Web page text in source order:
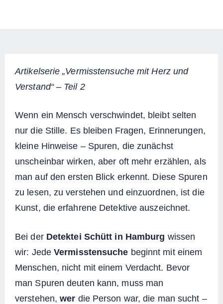
Artikelserie „Vermisstensuche mit Herz und
Verstand“ – Teil 2
Wenn ein Mensch verschwindet, bleibt selten
nur die Stille. Es bleiben Fragen, Erinnerungen,
kleine Hinweise – Spuren, die zunächst
unscheinbar wirken, aber oft mehr erzählen, als
man auf den ersten Blick erkennt. Diese Spuren
zu lesen, zu verstehen und einzuordnen, ist die
Kunst, die erfahrene Detektive auszeichnet.
Bei der Detektei Schütt in Hamburg wissen
wir: Jede Vermisstensuche beginnt mit einem
Menschen, nicht mit einem Verdacht. Bevor
man Spuren deuten kann, muss man
verstehen,wer die Person war, die man sucht –